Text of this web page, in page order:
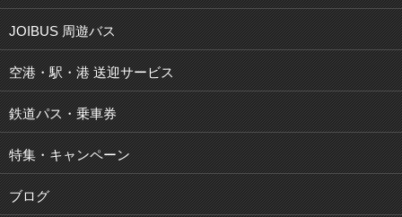
JOIBUS 周遊バス
空港・駅・港 送迎サービス
鉄道パス・乗車券
特集・キャンペーン
ブログ